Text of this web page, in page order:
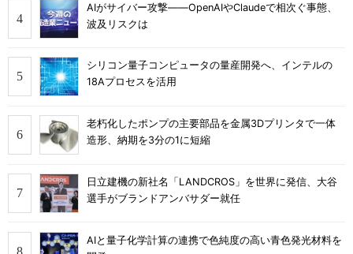
AIがサイバー攻撃――OpenAIやClaudeで相次ぐ事態、
波及リスクは
シリコン量子コンピュータの量産開発へ、インテルの
18Aプロセスを活用
老朽化したポンプの主要部品を金属3Dプリンタで一体
造形、納期を3分の1に短縮
日立建機の新社名「LANDCROS」を世界に発信、大谷
選手がブランドアンバサダー就任
AIと量子化学計算の連携で色純度の高い青色発光材料を